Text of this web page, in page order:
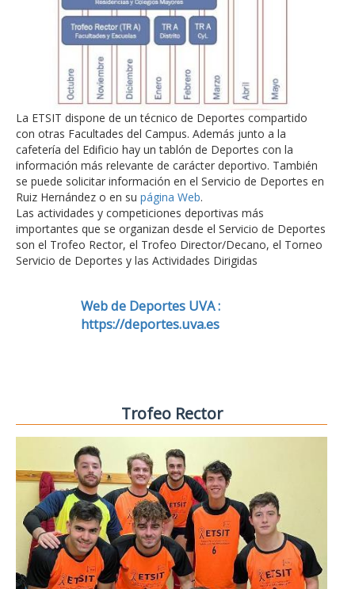
La ETSIT dispone de un técnico de Deportes compartido
con otras Facultades del Campus. Además junto a la
cafetería del Edificio hay un tablón de Deportes con la
información más relevante de carácter deportivo. También
se puede solicitar información en el Servicio de Deportes en
Ruiz Hernández o en su página Web.
Las actividades y competiciones deportivas más
importantes que se organizan desde el Servicio de Deportes
son el Trofeo Rector, el Trofeo Director/Decano, el Torneo
Servicio de Deportes y las Actividades Dirigidas
Web de Deportes UVA :
https://deportes.uva.es
Trofeo Rector